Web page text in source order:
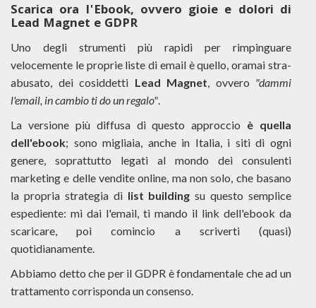
Scarica ora l'Ebook, ovvero gioie e dolori di
Lead Magnet e GDPR
Uno degli strumenti più rapidi per rimpinguare
velocemente le proprie liste di email è quello, oramai stra-
abusato, dei cosiddetti Lead Magnet, ovvero "dammi
l'email, in cambio ti do un regalo".
La versione più diffusa di questo approccio è quella
dell'ebook; sono migliaia, anche in Italia, i siti di ogni
genere, soprattutto legati al mondo dei consulenti
marketing e delle vendite online, ma non solo, che basano
la propria strategia di list building su questo semplice
espediente: mi dai l'email, ti mando il link dell'ebook da
scaricare, poi comincio a scriverti (quasi)
quotidianamente.
Abbiamo detto che per il GDPR è fondamentale che ad un
trattamento corrisponda un consenso.